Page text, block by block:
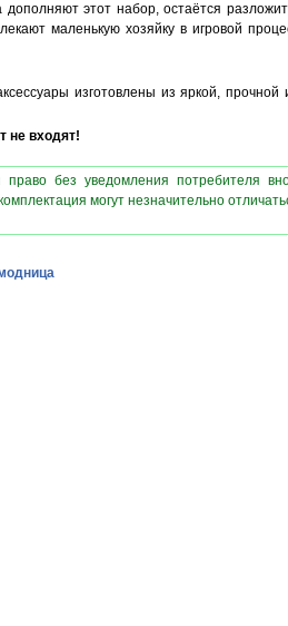
этот набор, остаётся
маленькую хозяйку в игровой
изготовлены из яркой,
не входят!
без уведомления потребителя
могут незначительно